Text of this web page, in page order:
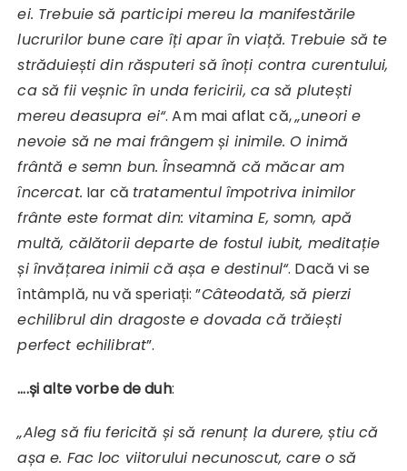
ei. Trebuie să participi mereu la manifestările
lucrurilor bune care îți apar în viață. Trebuie să te
străduiești din răsputeri să înoți contra curentului,
ca să fii veșnic în unda fericirii, ca să plutești
mereu deasupra ei“. Am mai aflat că,„uneori e
nevoie să ne mai frângem și inimile.O inimă
frântă e semn bun. Înseamnă că măcar am
încercat. Iar că tratamentul împotriva inimilor
frânte este format din: vitamina E, somn, apă
multă, călătorii departe de fostul iubit, meditație
și învățarea inimii că așa e destinul“. Dacă vi se
întâmplă, nu vă speriați: ”Câteodată, să pierzi
echilibrul din dragoste e dovada că trăiești
perfect echilibrat”.
….și alte vorbe de duh:
„Aleg să fiu fericită și să renunț la durere, știu că
așa e. Fac loc viitorului necunoscut, care o să